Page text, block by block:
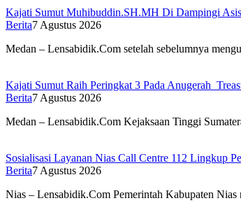
Kajati Sumut Muhibuddin.SH.MH Di Dampingi
Berita7 Agustus 2026
Medan – Lensabidik.Com setelah sebelumnya
Kajati Sumut Raih Peringkat 3 Pada Anugerah
Berita7 Agustus 2026
Medan – Lensabidik.Com Kejaksaan Tinggi
Sosialisasi Layanan Nias Call Centre 112 Lingkup
Berita7 Agustus 2026
Nias – Lensabidik.Com Pemerintah Kabupaten